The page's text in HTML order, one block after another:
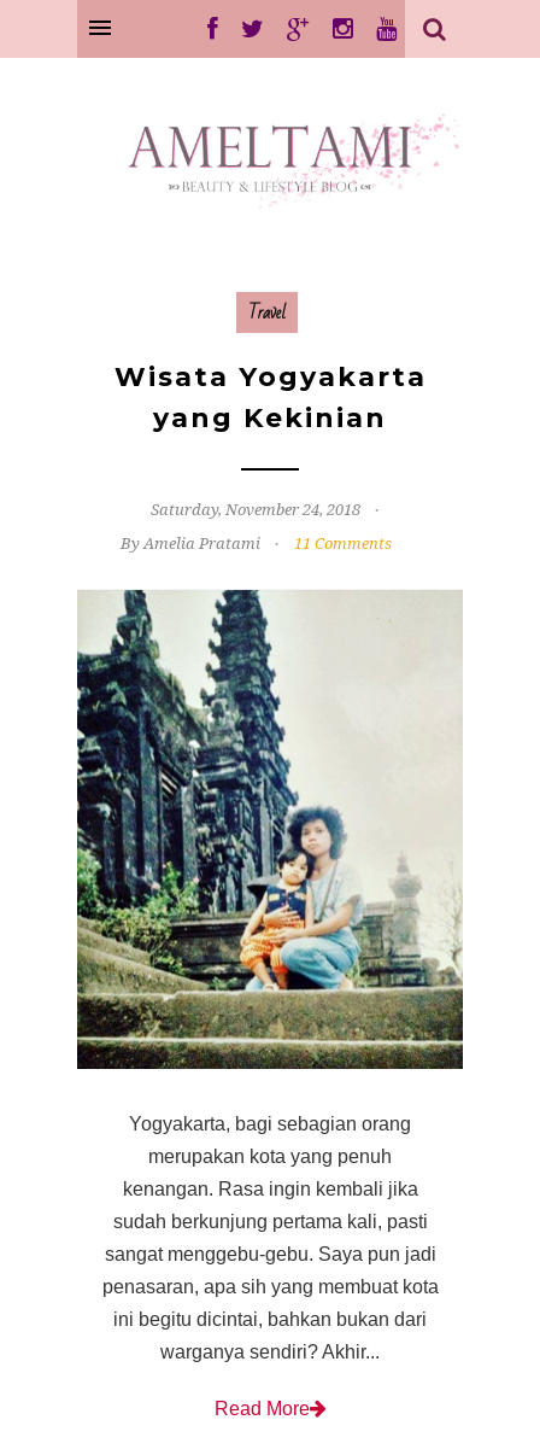
Travel
Wisata Yogyakarta
yang Kekinian
Saturday, November 24, 2018
By Amelia Pratami
11 Comments
Yogyakarta, bagi sebagian orang
merupakan kota yang penuh
kenangan. Rasa ingin kembali jika
sudah berkunjung pertama kali, pasti
sangat menggebu-gebu. Saya pun jadi
penasaran, apa sih yang membuat kota
ini begitu dicintai, bahkan bukan dari
warganya sendiri? Akhir...
Read More